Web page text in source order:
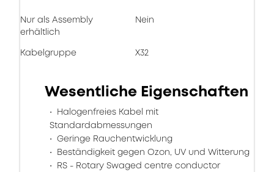
Nur als Assembly
erhältlich
Nein
Kabelgruppe X32
Wesentliche Eigenschaften
Halogenfreies Kabel mit
Standardabmessungen
Geringe Rauchentwicklung
Beständigkeit gegen Ozon, UV und Witterung
RS - Rotary Swaged centre conductor